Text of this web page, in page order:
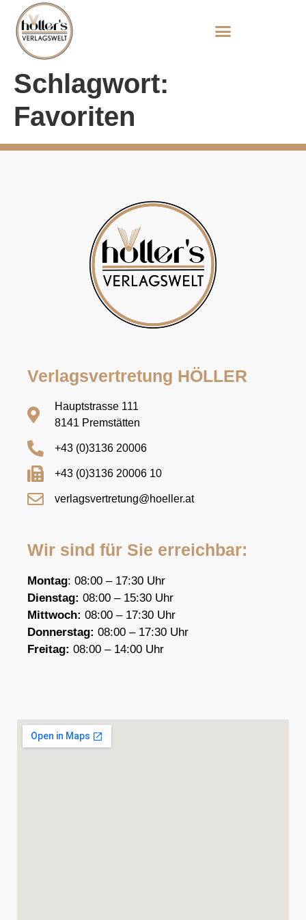
Schlagwort:
Favoriten
Verlagsvertretung HÖLLER
Hauptstrasse 111
8141 Premstätten
+43 (0)3136 20006
+43 (0)3136 20006 10
verlagsvertretung@hoeller.at
Wir sind für Sie erreichbar:
Montag: 08:00 – 17:30 Uhr
Dienstag: 08:00 – 15:30 Uhr
Mittwoch: 08:00 – 17:30 Uhr
Donnerstag: 08:00 – 17:30 Uhr
Freitag: 08:00 – 14:00 Uhr